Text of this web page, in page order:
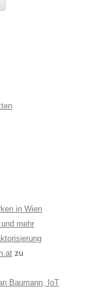
in Wien
mehr
zu
Baumann, IoT